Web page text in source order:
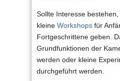
Sollte Interesse
kleine Workshops für
Fortgeschrittene geben.
Grundfunktionen der
werden oder kleine
durchgeführt werden.